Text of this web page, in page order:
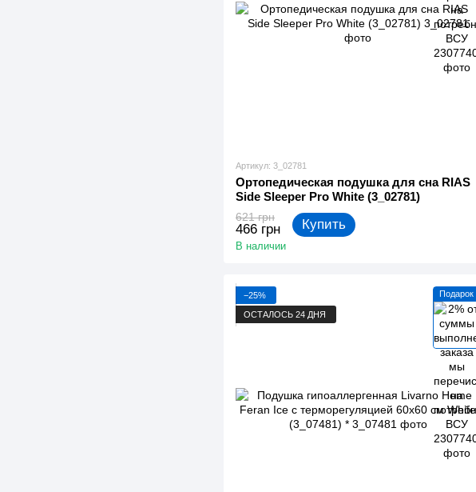
Артикул: 3_02781
Ортопедическая подушка для сна RIAS
Side Sleeper Pro White (3_02781)
621 грн
466 грн Купить
В наличии
Подарок
−25%
ОСТАЛОСЬ 24 ДНЯ